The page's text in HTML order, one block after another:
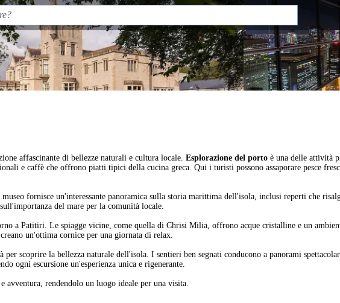
affascinante di bellezze naturali e cultura locale.Esplorazione del porto è una delle attività
e caffè che offrono piatti tipici della cucina greca. Qui i turisti possono assaporare pesce
museo fornisce un'interessante panoramica sulla storia marittima dell'isola, inclusi reperti che
del mare per la comunità locale.
a Patitiri. Le spiagge vicine, come quella di Chrisi Milia, offrono acque cristalline e un
un'ottima cornice per una giornata di relax.
scoprire la bellezza naturale dell'isola. I sentieri ben segnati conducono a panorami
ogni escursione un'esperienza unica e rigenerante.
rendendolo un luogo ideale per una visita.